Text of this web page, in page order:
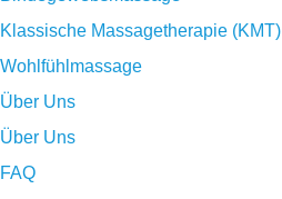
Klassische Massagetherapie (KMT)
Wohlfühlmassage
Über Uns
Über Uns
FAQ